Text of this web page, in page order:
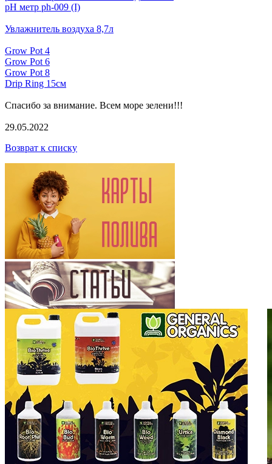
pH метр ph-009 (I)
Увлажнитель воздуха 8,7л
Grow Pot 4
Grow Pot 6
Grow Pot 8
Drip Ring 15см
Спасибо за внимание. Всем море зелени!!!
29.05.2022
Возврат к списку